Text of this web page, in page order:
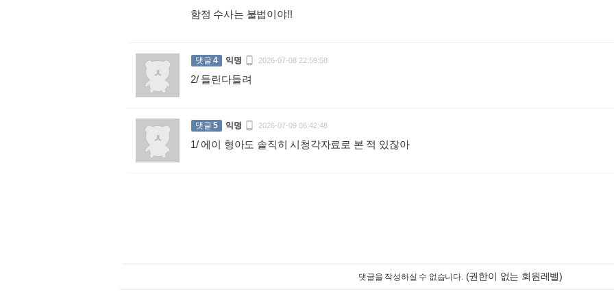
함정 수사는 불법이야!!
댓글4 익명  2026-07-08 22:59:58
2/ 들린다들려
댓글5 익명  2026-07-09 06:42:48
1/ 에이 형아도 솔직히 시청각자료로 본 적 있잖아
댓글을 작성하실 수 없습니다. (권한이 없는 회원레벨)